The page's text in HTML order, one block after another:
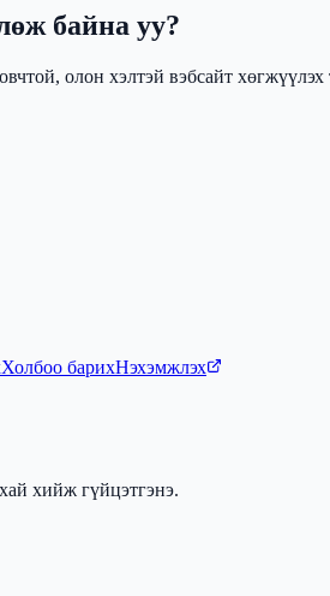
байна уу?
олон хэлтэй вэбсайт хөгжүүлэх
Холбоо барихНэхэмжлэх
хийж гүйцэтгэнэ.